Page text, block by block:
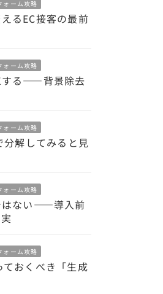
ォーム攻略
るEC接客の最前
ォーム攻略
する——背景除去
ォーム攻略
分解してみると見
ォーム攻略
はない——導入前
ォーム攻略
ておくべき「生成